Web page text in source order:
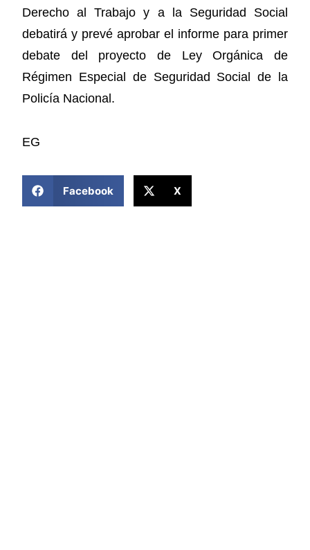
Derecho al Trabajo y a la Seguridad Social
debatirá y prevé aprobar el informe para primer
debate del proyecto de Ley Orgánica de
Régimen Especial de Seguridad Social de la
Policía Nacional.
EG
Facebook X